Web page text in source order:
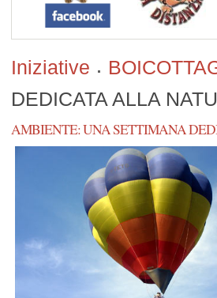
Iniziative
DEDICATA ALLA
AMBIENTE: UNA SETTIMANA